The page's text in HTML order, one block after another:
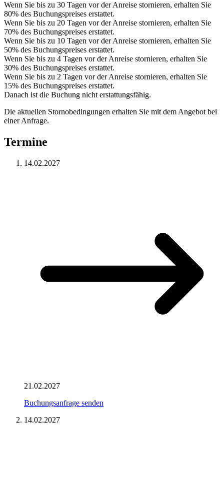
Wenn Sie bis zu 30 Tagen vor der Anreise stornieren, erhalten Sie
80% des Buchungspreises erstattet.
Wenn Sie bis zu 20 Tagen vor der Anreise stornieren, erhalten Sie
70% des Buchungspreises erstattet.
Wenn Sie bis zu 10 Tagen vor der Anreise stornieren, erhalten Sie
50% des Buchungspreises erstattet.
Wenn Sie bis zu 4 Tagen vor der Anreise stornieren, erhalten Sie
30% des Buchungspreises erstattet.
Wenn Sie bis zu 2 Tagen vor der Anreise stornieren, erhalten Sie
15% des Buchungspreises erstattet.
Danach ist die Buchung nicht erstattungsfähig.
Die aktuellen Stornobedingungen erhalten Sie mit dem Angebot bei
einer Anfrage.
Termine
14.02.2027
21.02.2027
Buchungsanfrage senden
14.02.2027